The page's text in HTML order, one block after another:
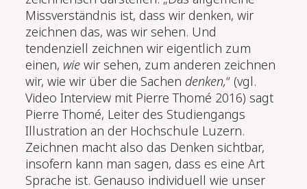
Missverständnis ist, dass wir denken, wir
zeichnen das, was wir sehen. Und
tendenziell zeichnen wir eigentlich zum
einen, wie wir sehen, zum anderen zeichnen
wir, wie wir über die Sachen denken,“ (vgl.
Video Interview mit Pierre Thomé 2016) sagt
Pierre Thomé, Leiter des Studiengangs
Illustration an der Hochschule Luzern.
Zeichnen macht also das Denken sichtbar,
insofern kann man sagen, dass es eine Art
Sprache ist. Genauso individuell wie unser